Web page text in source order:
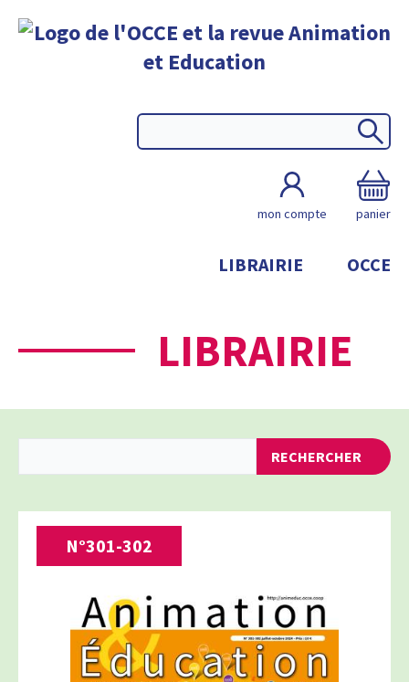
mon compte panier
LIBRAIRIE OCCE
LIBRAIRIE
RECHERCHER
N°301-302